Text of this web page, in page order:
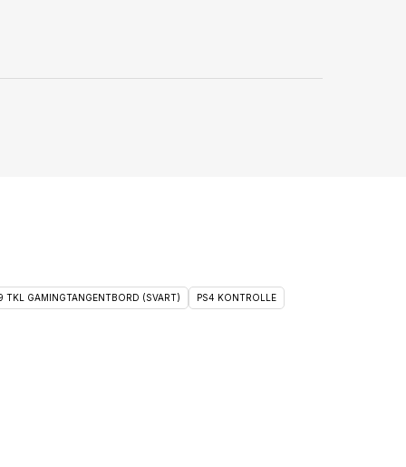
TKL GAMINGTANGENTBORD (SVART) PS4 KONTROLLE